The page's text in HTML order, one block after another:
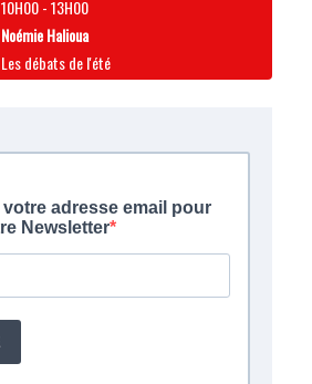
10H00-13H00
Noémie Halioua
Les débats de l'été